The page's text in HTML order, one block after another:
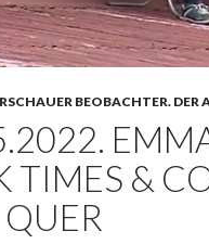
BEOBACHTER.
TIMES &